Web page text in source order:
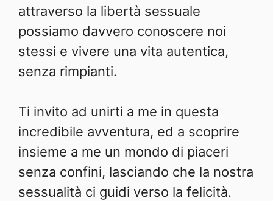
attraverso la libertà sessuale
possiamo davvero conoscere noi
stessi e vivere una vita autentica,
senza rimpianti.
Ti invito ad unirti a me in questa
incredibile avventura, ed a scoprire
insieme a me un mondo di piaceri
senza confini, lasciando che la nostra
sessualità ci guidi verso la felicità.